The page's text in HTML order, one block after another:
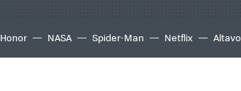
Honor NASA Spider-Man Netflix